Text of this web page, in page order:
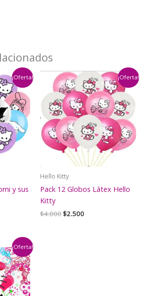
¡Oferta!
y sus
¡Oferta!
Hello Kitty
Pack 12 Globos Látex Hello
Kitty
$4.000El
$2.500El
¡Oferta!